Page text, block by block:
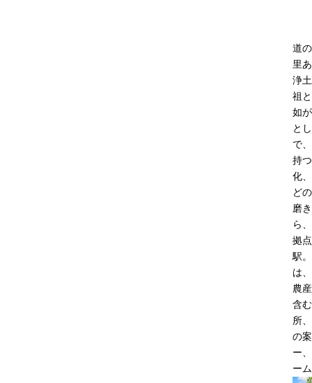
道
里
浄
祖
如
と
で
持
化
ど
磨
ら
拠
駅
は
農
含
所
の
ー
ー